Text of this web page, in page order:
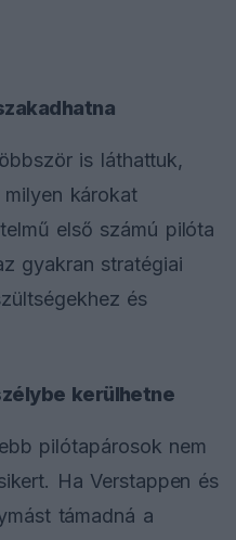
is láthattuk,
károkat
első számú pilóta
gyakran stratégiai
és
kerülhetne
pilótapárosok nem
Ha Verstappen és
támadná a